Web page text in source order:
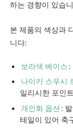
하는 경향이 있습
본 제품의 색상과
니다:
보라색 베이스 :
나이키 스우시
일리시한 포인
개인화 옵션 :
테일이 있어 축